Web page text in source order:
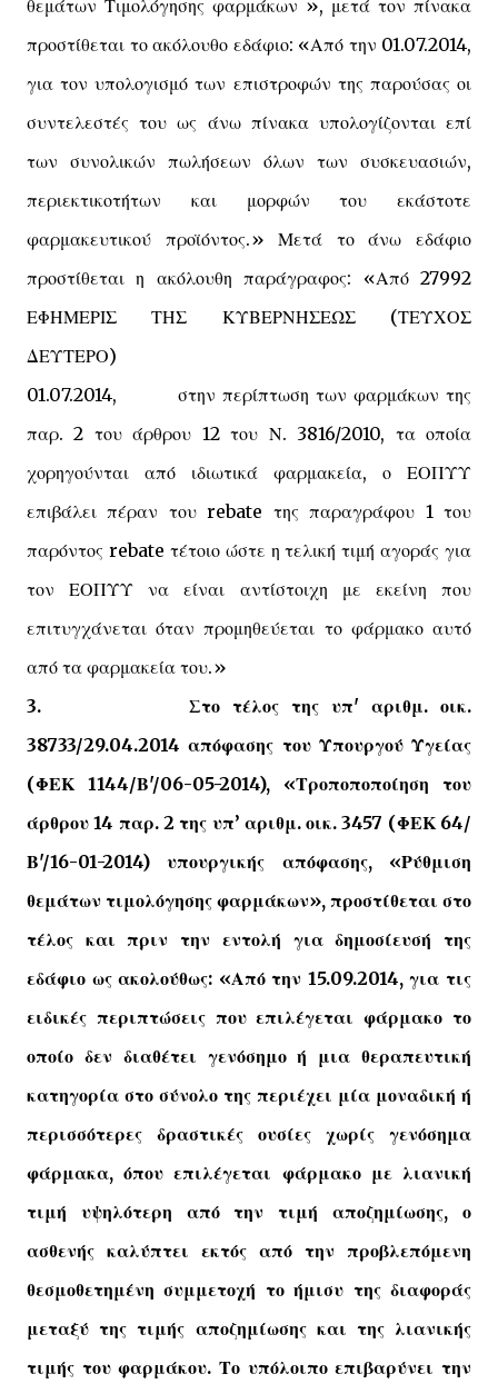
θεμάτων Τιμολόγησης φαρμάκων », μετά τον πίνακα
προστίθεται το ακόλουθο εδάφιο: «Από την 01.07.2014,
για τον υπολογισμό των επιστροφών της παρούσας οι
συντελεστές του ως άνω πίνακα υπολογίζονται επί
των συνολικών πωλήσεων όλων των συσκευασιών,
περιεκτικοτήτων και μορφών του εκάστοτε
φαρμακευτικού προϊόντος.» Μετά το άνω εδάφιο
προστίθεται η ακόλουθη παράγραφος: «Από 27992
ΕΦΗΜΕΡΙΣ ΤΗΣ ΚΥΒΕΡΝΗΣΕΩΣ (ΤΕΥΧΟΣ
ΔΕΥΤΕΡΟ)
01.07.2014, στην περίπτωση των φαρμάκων της
παρ. 2 του άρθρου 12 του Ν. 3816/2010, τα οποία
χορηγούνται από ιδιωτικά φαρμακεία, ο ΕΟΠΥΥ
επιβάλει πέραν τουrebate της παραγράφου 1 του
παρόντος rebate τέτοιο ώστε η τελική τιμή αγοράς για
τον ΕΟΠΥΥ να είναι αντίστοιχη με εκείνη που
επιτυγχάνεται όταν προμηθεύεται το φάρμακο αυτό
από τα φαρμακεία του.»
3. Στο τέλος της υπ' αριθμ. οικ.
38733/29.04.2014 απόφασης του Υπουργού Υγείας
(ΦΕΚ 1144/Β'/06-05-2014), «Τροποποποίηση του
άρθρου 14 παρ. 2 της υπ’ αριθμ. οικ. 3457 (ΦΕΚ 64/
Β'/16-01-2014) υπουργικής απόφασης, «Ρύθμιση
θεμάτων τιμολόγησης φαρμάκων», προστίθεται στο
τέλος και πριν την εντολή για δημοσίευσή της
εδάφιο ως ακολούθως: «Από την 15.09.2014, για τις
ειδικές περιπτώσεις που επιλέγεται φάρμακο το
οποίο δεν διαθέτει γενόσημο ή μια θεραπευτική
κατηγορία στο σύνολο της περιέχει μία μοναδική ή
περισσότερες δραστικές ουσίες χωρίς γενόσημα
φάρμακα, όπου επιλέγεται φάρμακο με λιανική
τιμή υψηλότερη από την τιμή αποζημίωσης, ο
ασθενής καλύπτει εκτός από την προβλεπόμενη
θεσμοθετημένη συμμετοχή το ήμισυ της διαφοράς
μεταξύ της τιμής αποζημίωσης και της λιανικής
τιμής του φαρμάκου. Το υπόλοιπο επιβαρύνει την